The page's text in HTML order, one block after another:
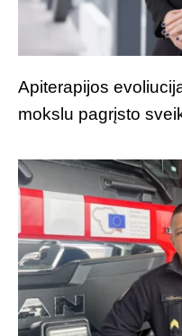
Apiterapijos
mokslu pagrįsto